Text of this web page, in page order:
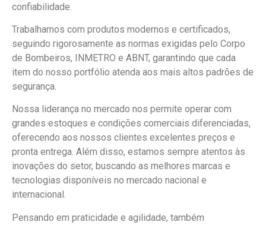
confiabilidade.
Trabalhamos com produtos modernos e certificados,
seguindo rigorosamente as normas exigidas pelo Corpo
de Bombeiros, INMETRO e ABNT, garantindo que cada
item do nosso portfólio atenda aos mais altos padrões de
segurança.
Nossa liderança no mercado nos permite operar com
grandes estoques e condições comerciais diferenciadas,
oferecendo aos nossos clientes excelentes preços e
pronta entrega. Além disso, estamos sempre atentos às
inovações do setor, buscando as melhores marcas e
tecnologias disponíveis no mercado nacional e
internacional.
Pensando em praticidade e agilidade, também